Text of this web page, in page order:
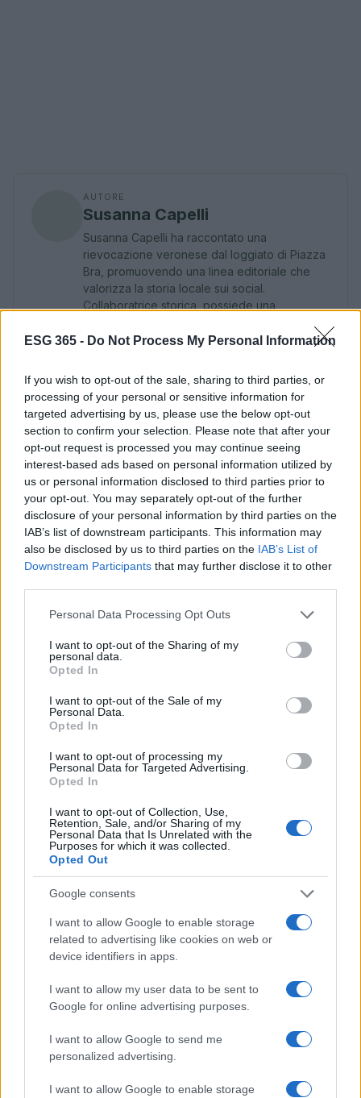
ESG 365 - Do Not Process My Personal Information
If you wish to opt-out of the sale, sharing to third parties, or
processing of your personal or sensitive information for
targeted advertising by us, please use the below opt-out
section to confirm your selection. Please note that after your
opt-out request is processed you may continue seeing
interest-based ads based on personal information utilized by
us or personal information disclosed to third parties prior to
your opt-out. You may separately opt-out of the further
disclosure of your personal information by third parties on the
IAB’s list of downstream participants. This information may
also be disclosed by us to third parties on the IAB’s List of
Downstream Participants that may further disclose it to other
Please note that this website/app uses one or more Google
not limited to your visit or usage behaviour. You may click to
grant or deny consent to Google and its third-party tags to
use your data for below specified purposes in below Google
consent section.
Personal Data Processing Opt Outs
I want to opt-out of the Sharing of my
personal data.
Opted In
I want to opt-out of the Sale of my
Personal Data.
Opted In
I want to opt-out of processing my
Personal Data for Targeted Advertising.
Opted In
I want to opt-out of Collection, Use,
Retention, Sale, and/or Sharing of my
Personal Data that Is Unrelated with the
Purposes for which it was collected.
Opted Out
Google consents
I want to allow Google to enable storage
related to advertising like cookies on web or
device identifiers in apps.
I want to allow my user data to be sent to
Google for online advertising purposes.
I want to allow Google to send me
personalized advertising.
I want to allow Google to enable storage
AUTORE
Susanna Capelli
Susanna Capelli ha raccontato una
rievocazione veronese dal loggiato di Piazza
Bra, promuovendo una linea editoriale che
valorizza la storia locale sui social.
Collaboratrice storica, possiede una
spettacoli veronesi come particolare
Continua a leggere
ESG NEWS
Sanità sarda e transizione verde: tra case della
comunità, industria farmaceutica e tensioni politiche